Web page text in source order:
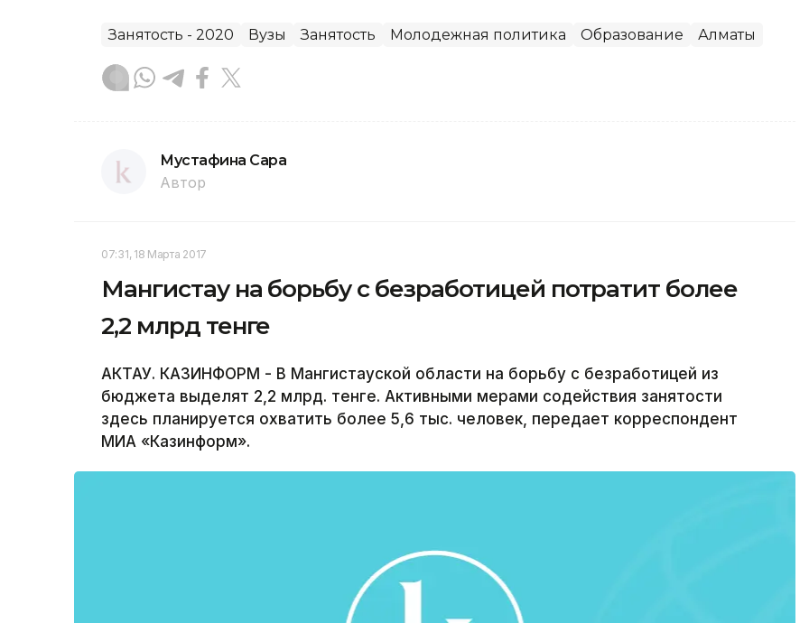
Занятость - 2020 Вузы Занятость Молодежная политика Образование Алматы
Мустафина Сара
Автор
07:31, 18 Марта 2017
Мангистау на борьбу с безработицей потратит более
2,2 млрд тенге
АКТАУ. КАЗИНФОРМ - В Мангистауской области на борьбу с безработицей из
бюджета выделят 2,2 млрд. тенге. Активными мерами содействия занятости
здесь планируется охватить более 5,6 тыс. человек, передает корреспондент
МИА «Казинформ».